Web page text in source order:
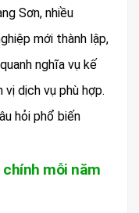
Sơn, nhiều
mới thành lập,
nghĩa vụ kế
dịch vụ phù hợp.
hỏi phổ biến
mỗi năm